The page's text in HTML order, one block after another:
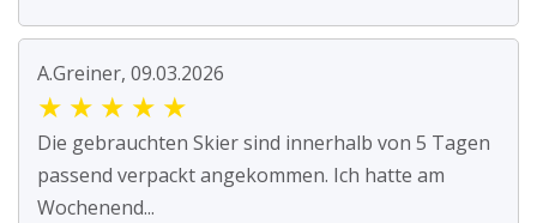
A.Greiner, 09.03.2026
★ ★ ★ ★ ★
Die gebrauchten Skier sind innerhalb von 5 Tagen
passend verpackt angekommen. Ich hatte am
Wochenend...